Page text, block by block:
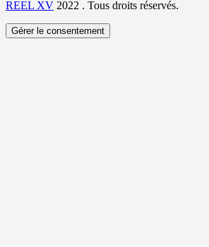
REEL XV 2022 . Tous droits réservés.
Gérer le consentement